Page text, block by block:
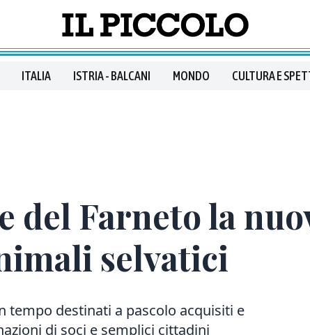
ITALIA ISTRIA - BALCANI MONDO CULTURA E
del Farneto la
selvatici
tempo destinati a pascolo acquisiti e
di soci e semplici cittadini